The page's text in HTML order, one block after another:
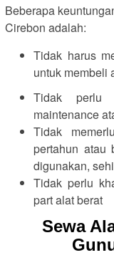
Beberapa
Cirebon adalah:
Tidak harus
untuk membeli
Tidak perlu
maintenance
Tidak
pertahun atau
digunakan,
Tidak perlu
part alat berat
Sewa